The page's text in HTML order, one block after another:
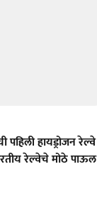
हायड्रोजन रेल्वे
रेल्वेचे मोठे पाऊल